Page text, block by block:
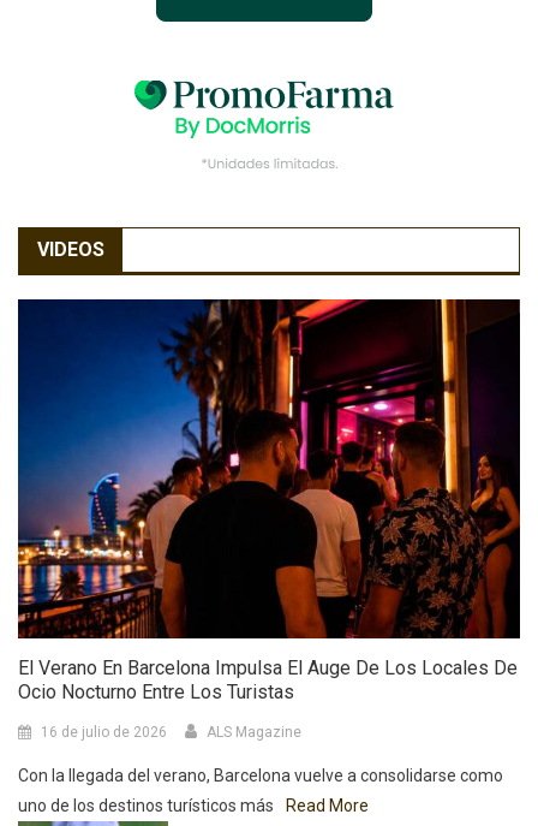
VIDEOS
El Verano En Barcelona Impulsa El Auge De Los Locales De
Ocio Nocturno Entre Los Turistas
16 de julio de 2026 ALS Magazine
Con la llegada del verano, Barcelona vuelve a consolidarse como
uno de los destinos turísticos más
Read More